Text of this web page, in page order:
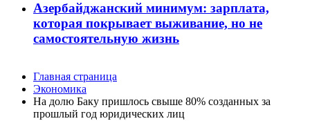
Азербайджанский минимум: зарплата,
которая покрывает выживание, но не
самостоятельную жизнь
Главная страница
Экономика
На долю Баку пришлось свыше 80% созданных за
прошлый год юридических лиц